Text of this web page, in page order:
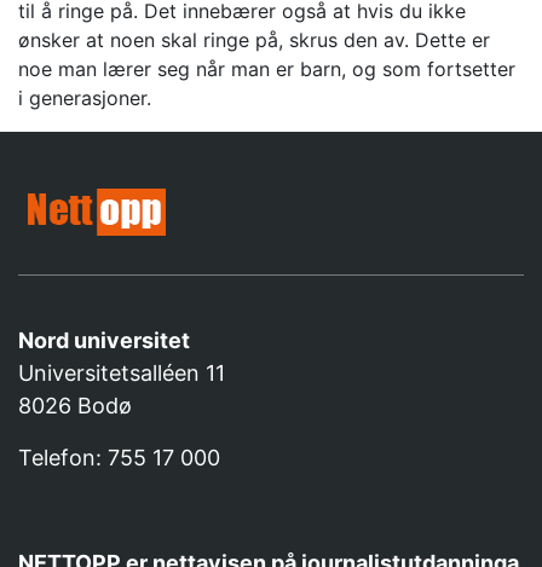
til å ringe på. Det innebærer også at hvis du ikke
ønsker at noen skal ringe på, skrus den av. Dette er
noe man lærer seg når man er barn, og som fortsetter
i generasjoner.
Nord universitet
Universitetsalléen 11
8026 Bodø
Telefon: 755 17 000